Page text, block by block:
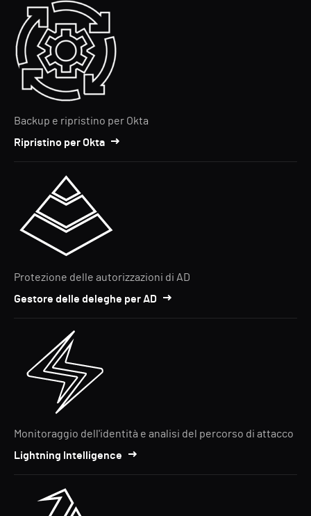
Backup e ripristino per Okta
Ripristino per Okta
Protezione delle autorizzazioni di AD
Gestore delle deleghe per AD
Monitoraggio dell'identità e analisi del percorso di attacco
Lightning Intelligence